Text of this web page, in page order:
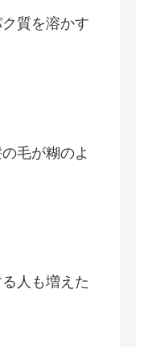
質を溶かす
毛が糊のよ
人も増えた